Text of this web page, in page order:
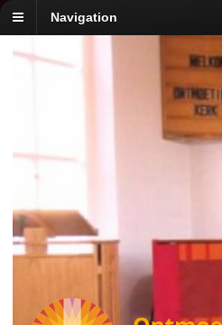
Navigation